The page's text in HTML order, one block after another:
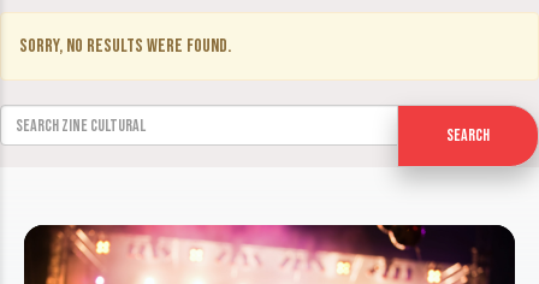
Sorry, no results were found.
Search for:
Search